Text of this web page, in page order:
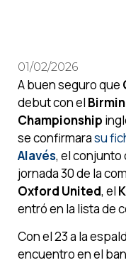
01/02/2026
A buen seguro que
debut con el
Championship
se confirmarasu
Alavés, el
jornada 30 de la
Oxford United, el
entró en la lista de
Con el 23 a la
encuentro en el